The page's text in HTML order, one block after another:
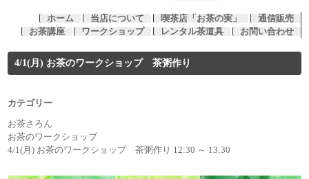
ホーム 当店について 喫茶店「お茶の実」
通信販売
お茶講座
ワークショップ レンタル茶道具 お問い合わせ
4/1(月) お茶のワークショップ 茶粥作り
カテゴリー
お茶さろん
お茶のワークショップ
4/1(月) お茶のワークショップ 茶粥作り 12:30 ～ 13:30